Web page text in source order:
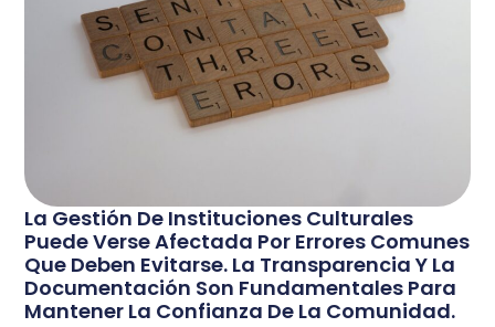
La Gestión De Instituciones Culturales
Puede Verse Afectada Por Errores Comunes
Que Deben Evitarse. La Transparencia Y La
Documentación Son Fundamentales Para
Mantener La Confianza De La Comunidad.